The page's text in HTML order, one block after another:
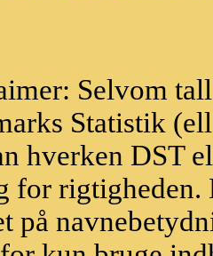
Selvom
Statistik
hverken DST
for
på